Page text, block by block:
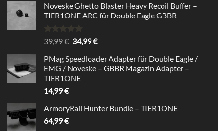
Noveske Ghetto Blaster Heavy Recoil Buffer –
TIER1ONE ARC für Double Eagle GBBR
Bewertet
mit
von 5
39,99€ Ursprünglicher
war:
39,99 €
34,99€Aktueller
ist:
34,99 €.
PMag Speedloader Adapter für Double Eagle /
EMG / Noveske – GBBR Magazin Adapter –
TIER1ONE
14,99€
ArmoryRail Hunter Bundle – TIER1ONE
64,99€